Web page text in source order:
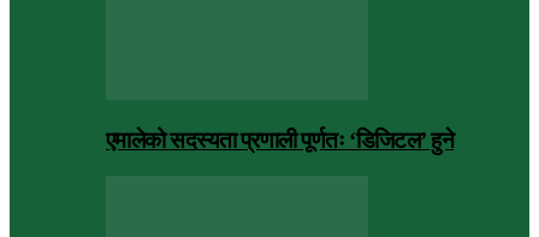
एमालेको सदस्यता प्रणाली पूर्णतः ‘डिजिटल’ हुने